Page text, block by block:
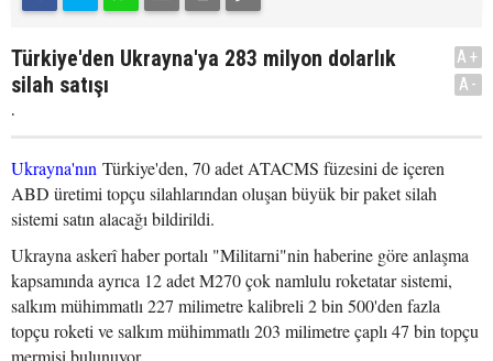
Türkiye'den Ukrayna'ya 283 milyon dolarlık
silah satışı
.
A+
A-
Ukrayna'nın Türkiye'den, 70 adet ATACMS füzesini de içeren
ABD üretimi topçu silahlarından oluşan büyük bir paket silah
sistemi satın alacağı bildirildi.
Ukrayna askerî haber portalı "Militarni"nin haberine göre anlaşma
kapsamında ayrıca 12 adet M270 çok namlulu roketatar sistemi,
salkım mühimmatlı 227 milimetre kalibreli 2 bin 500'den fazla
topçu roketi ve salkım mühimmatlı 203 milimetre çaplı 47 bin topçu
mermisi bulunuyor.